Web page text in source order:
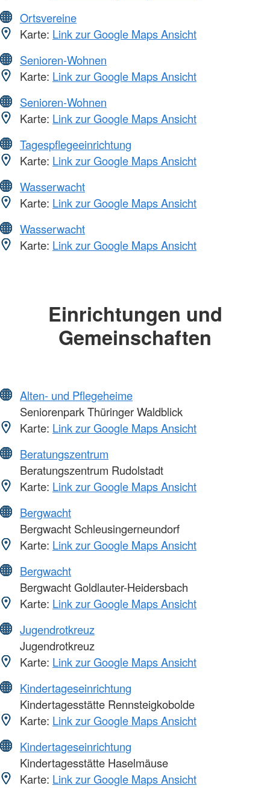
Ortsvereine
Karte: Link zur Google Maps Ansicht
Senioren-Wohnen
Karte: Link zur Google Maps Ansicht
Senioren-Wohnen
Karte: Link zur Google Maps Ansicht
Tagespflegeeinrichtung
Karte: Link zur Google Maps Ansicht
Wasserwacht
Karte: Link zur Google Maps Ansicht
Wasserwacht
Karte: Link zur Google Maps Ansicht
Einrichtungen und
Gemeinschaften
Alten- und Pflegeheime
Seniorenpark Thüringer Waldblick
Karte: Link zur Google Maps Ansicht
Beratungszentrum
Beratungszentrum Rudolstadt
Karte: Link zur Google Maps Ansicht
Bergwacht
Bergwacht Schleusingerneundorf
Karte: Link zur Google Maps Ansicht
Bergwacht
Bergwacht Goldlauter-Heidersbach
Karte: Link zur Google Maps Ansicht
Jugendrotkreuz
Jugendrotkreuz
Karte: Link zur Google Maps Ansicht
Kindertageseinrichtung
Kindertagesstätte Rennsteigkobolde
Karte: Link zur Google Maps Ansicht
Kindertageseinrichtung
Kindertagesstätte Haselmäuse
Karte: Link zur Google Maps Ansicht